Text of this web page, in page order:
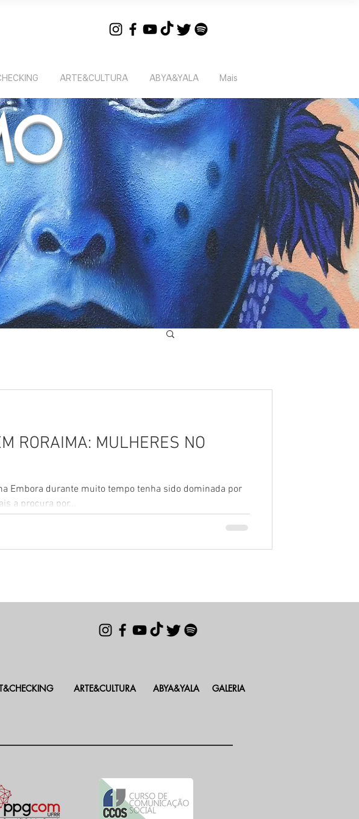
ARTE&CULTURA ABYA&YALA Mais
RORAIMA: MULHERES NO
Embora durante muito tempo tenha sido dominada por
a procura por...
ARTE&CULTURA ABYA&YALA GALERIA